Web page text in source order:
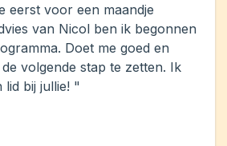
eerst voor een maandje
van Nicol ben ik begonnen
Doet me goed en
volgende stap te zetten. Ik
lid bij jullie! "